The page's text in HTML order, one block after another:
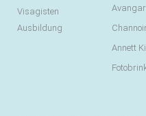
Visagisten
Ausbildung
Annett